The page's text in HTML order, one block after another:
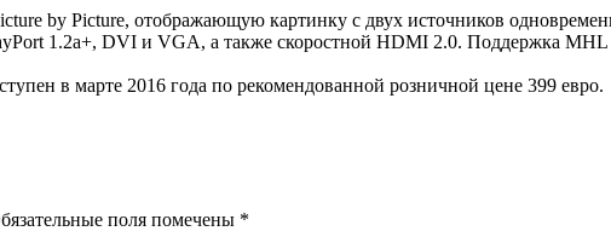
by Picture, отображающую картинку с двух источников
1.2a+, DVI и VGA, а также скоростной HDMI 2.0. Поддержка MHL
в марте 2016 года по рекомендованной розничной цене 399 евро.
поля помечены *